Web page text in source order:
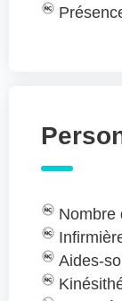
Nombre
Aides-